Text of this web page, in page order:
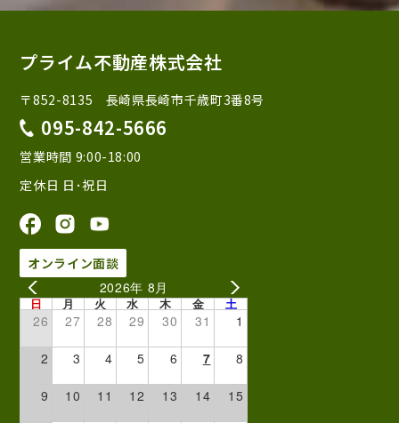
プライム不動産株式会社
〒852-8135 長崎県長崎市千歳町3番8号
095-842-5666
営業時間 9:00-18:00
定休日 日･祝日
オンライン面談
2026年 8月
日 月 火 水 木 金 土
26 27 28 29 30 31 1
2 3 4 5 6 7 8
9 10 11 12 13 14 15